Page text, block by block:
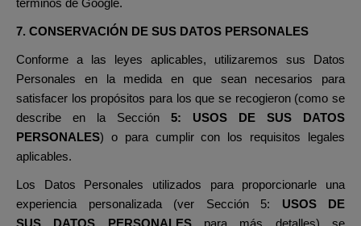
términos de Google.
7. CONSERVACIÓN DE SUS DATOS PERSONALES
Conforme a las leyes aplicables, utilizaremos sus Datos
Personales en la medida en que sean necesarios para
satisfacer los propósitos para los que se recogieron (como se
describe en la Sección 5:
USOS DE SUS DATOS
PERSONALES) o para cumplir con los requisitos legales
aplicables.
Los Datos Personales utilizados para proporcionarle una
experiencia personalizada (ver Sección 5: USOS DE